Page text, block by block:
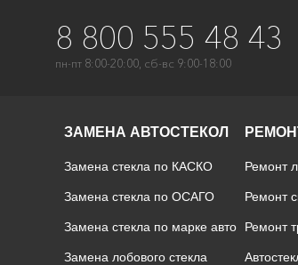
8 800 555 48 43
пн-пт 8:00-20:00, сб-вс 9:00-18:00
ЗАМЕНА АВТОСТЕКОЛ
Замена стекла по КАСКО
Замена стекла по ОСАГО
Замена стекла по марке авто
Замена лобового стекла
Ремонт
Ремонт
Ремонт